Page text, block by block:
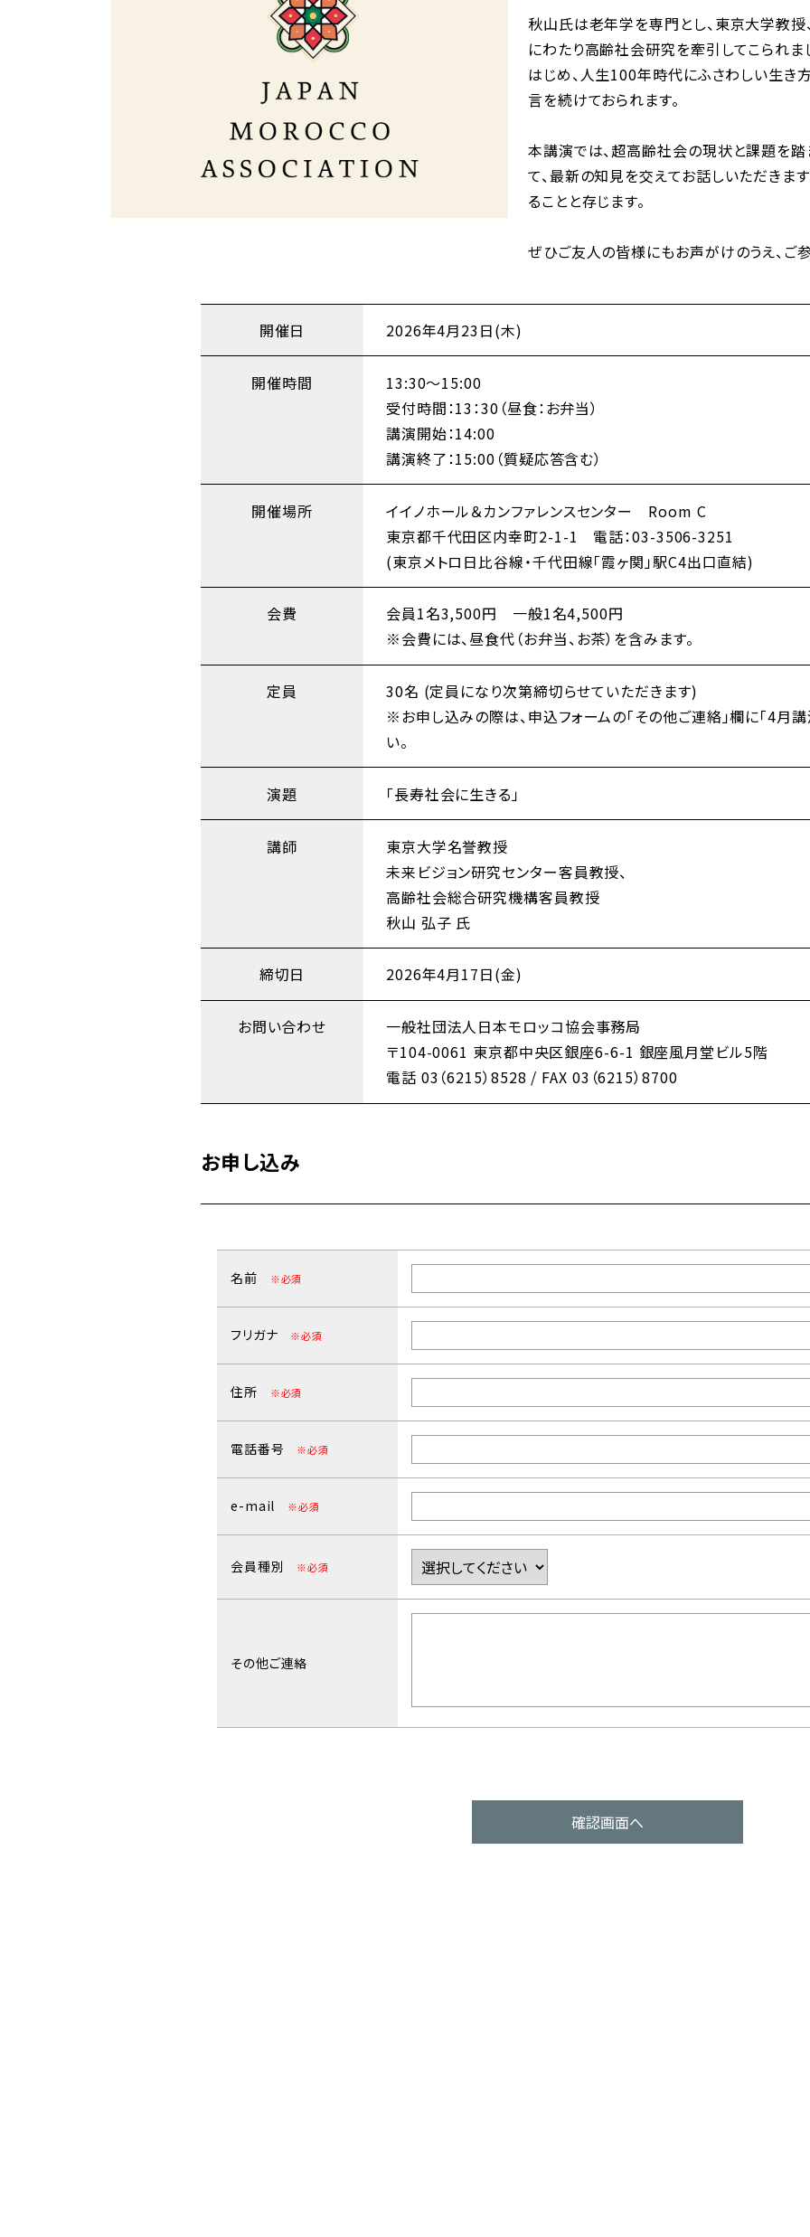
秋山氏は老年学を専門とし、東京大学教
にわたり高齢社会研究を牽引してこられ
はじめ、人生100年時代にふさわしい生き
言を続けておられます。
本講演では、超高齢社会の現状と課題を
て、最新の知見を交えてお話しいただきま
ることと存じます。
ぜひご友人の皆様にもお声がけのうえ、ご
開催日 2026年4月23日(木)
開催時間
13:30〜15:00
受付時間：13：30（昼食：お弁当）
講演開始：14:00
講演終了：15:00（質疑応答含む）
開催場所
イイノホール＆カンファレンスセンター Room C
東京都千代田区内幸町2-1-1 電話：03-3506-3251
(東京メトロ日比谷線・千代田線「霞ヶ関」駅C4出口直結)
会費
会員1名3,500円 一般1名4,500円
※会費には、昼食代（お弁当、お茶）を含みます。
定員
30名 (定員になり次第締切らせていただきます)
※お申し込みの際は、申込フォームの「その他ご連絡」欄に「4月
い。
演題 「長寿社会に生きる」
講師
東京大学名誉教授
未来ビジョン研究センター客員教授、
高齢社会総合研究機構客員教授
秋山 弘子 氏
締切日 2026年4月17日(金)
お問い合わせ
一般社団法人日本モロッコ協会事務局
〒104-0061 東京都中央区銀座6-6-1 銀座風月堂ビル5階
電話 03（6215）8528 / FAX 03（6215）8700
お申し込み
名前 ※必須
フリガナ ※必須
住所 ※必須
電話番号 ※必須
e-mail ※必須
会員種別 ※必須
その他ご連絡